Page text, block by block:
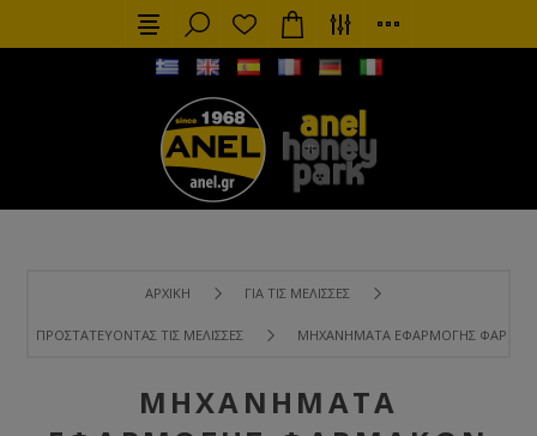
ΑΡΧΙΚΉ ΓΙΑ ΤΙΣ ΜΈΛΙΣΣΕΣ
ΠΡΟΣΤΑΤΕΎΟΝΤΑΣ ΤΙΣ ΜΈΛΙΣΣΕΣ ΜΗΧΑΝΉΜΑΤΑ ΕΦΑΡΜΟΓΉΣ
ΜΗΧΑΝΉΜΑΤΑ